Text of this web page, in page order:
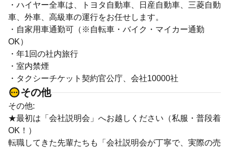
・ハイヤー全車は、トヨタ自動車、日産自動車、三菱自動
車、外車、高級車の運行をお任せします。
・自家用車通勤可（※自転車・バイク・マイカー通勤
OK）
・年1回の社内旅行
・室内禁煙
・タクシーチケット契約官公庁、会社10000社
その他
その他:
★最初は「会社説明会」へお越しください（私服・普段着
OK！）
転職してきた先輩たちも「会社説明会が丁寧で、実際の売